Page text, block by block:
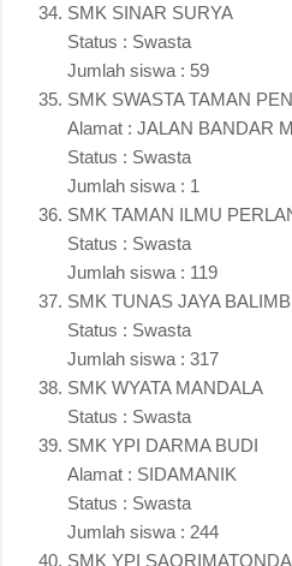
SMK SINAR SURYA
Status : Swasta
Jumlah siswa : 59
SMK SWASTA TAMAN
Alamat : JALAN BANDAR
Status : Swasta
Jumlah siswa : 1
SMK TAMAN ILMU
Status : Swasta
Jumlah siswa : 119
SMK TUNAS JAYA
Status : Swasta
Jumlah siswa : 317
SMK WYATA MANDALA
Status : Swasta
SMK YPI DARMA BUDI
Alamat : SIDAMANIK
Status : Swasta
Jumlah siswa : 244
SMK YPI